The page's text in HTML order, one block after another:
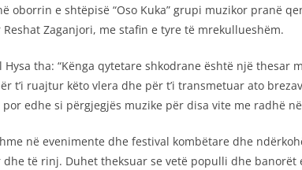
oborrin e shtëpisë “Oso Kuka” grupi muzikor pranë
Zaganjori, me stafin e tyre të mrekullueshëm.
tha: “Kënga qytetare shkodrane është një thesar
t’i ruajtur këto vlera dhe për t’i transmetuar ato
edhe si përgjegjës muzike për disa vite me radhë
në evenimente dhe festival kombëtare dhe
të rinj. Duhet theksuar se vetë populli dhe banorët